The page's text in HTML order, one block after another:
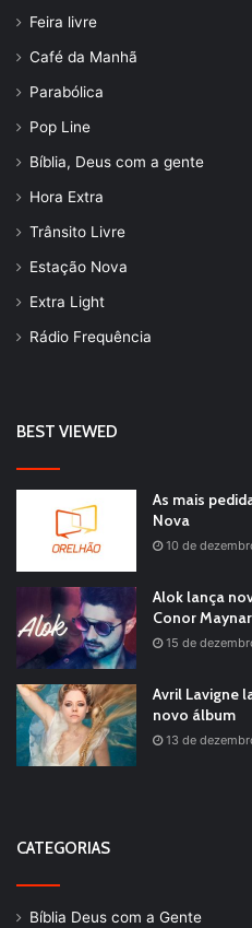
Feira livre
Café da Manhã
Parabólica
Pop Line
Bíblia, Deus com a gente
Hora Extra
Trânsito Livre
Estação Nova
Extra Light
Rádio Frequência
BEST VIEWED
As mais
Nova
10 de
Alok lança
Conor
15 de
Avril Lavigne
novo álbum
13 de
CATEGORIAS
Bíblia Deus com a Gente